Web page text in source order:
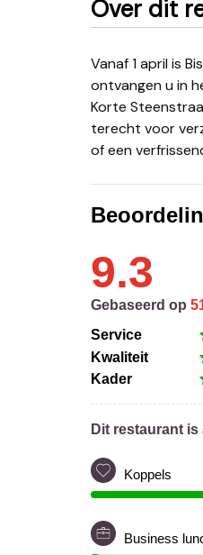
Over dit
Vanaf 1 april is Bistro Juste nieuw in Kortrijk. Chef Geoffrey Goemaere en gastvrouw Orphée Verlinde
ontvangen u in
Korte
terecht voor
of een
9.3
Gebaseerd op
Service
Kwaliteit
Kader
Dit restaurant
Koppels
Business